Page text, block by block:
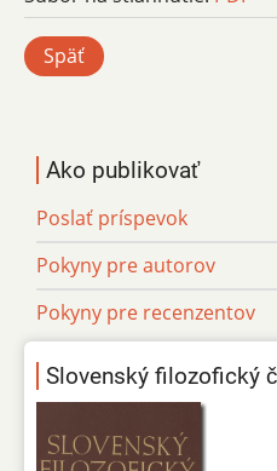
Späť
Ako publikovať
Poslať príspevok
Pokyny pre autorov
Pokyny pre recenzentov
Slovenský filozofický